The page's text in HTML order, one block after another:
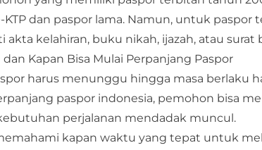
dan paspor lama. Namun, untuk
kelahiran, buku nikah, ijazah, atau surat
Kapan Bisa Mulai Perpanjang Paspor
harus menunggu hingga masa berlaku
paspor indonesia, pemohon bisa
perjalanan mendadak muncul.
kapan waktu yang tepat untuk